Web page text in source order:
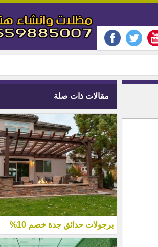
مقالات ذات صلة
برجولات حدائق جدة خصم 10%